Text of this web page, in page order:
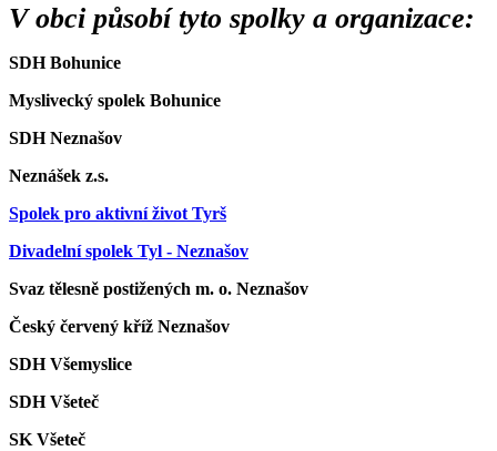
V obci působí tyto spolky a organizace:
SDH Bohunice
Myslivecký spolek Bohunice
SDH Neznašov
Neznášek z.s.
Spolek pro aktivní život Tyrš
Divadelní spolek Tyl - Neznašov
Svaz tělesně postižených m. o. Neznašov
Český červený kříž Neznašov
SDH Všemyslice
SDH Všeteč
SK Všeteč